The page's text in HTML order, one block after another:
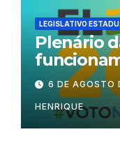
LEGISLATIVO
Plenário
durante o
6 DE
HENRIQUE